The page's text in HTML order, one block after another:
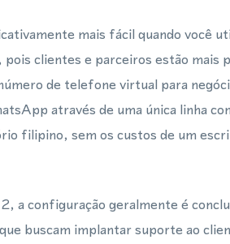
mais fácil quando você
clientes e parceiros estão mais
de telefone virtual para
através de uma única linha
filipino, sem os custos de um
a configuração geralmente é
buscam implantar suporte ao